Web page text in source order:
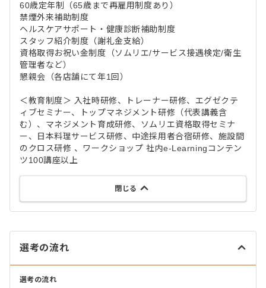
60歳定年制（65歳まで再雇用制度あり）
禁煙外来補助制度
ヘルスケアサポート・健康診断補助制度
スタッフ紹介制度（謝礼金支給）
資格取得お祝い金制度（ソムリエ/サービス接遇検定/衛生
管理者など）
懇親会（各店舗にて年1回）
＜教育制度＞ 入社時研修、トレーナー研修、エグゼクテ
ィブセミナー、トップマネジメント研修（代表講義含
む）、マネジメント育成研修、ソムリエ資格取得セミナ
ー、日本料理サービス研修、中途採用者合宿研修、施設間
のクロス研修 、ワークショップ 社内e-Learningコンテン
ツ100講座以上
閉じる
選考の流れ
選考の流れ